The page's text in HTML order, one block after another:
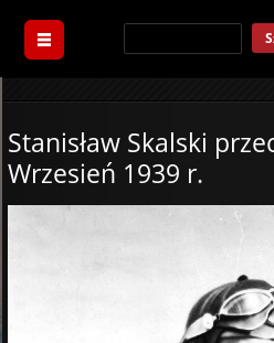
Stanisław Skalski
Wrzesień 1939 r.